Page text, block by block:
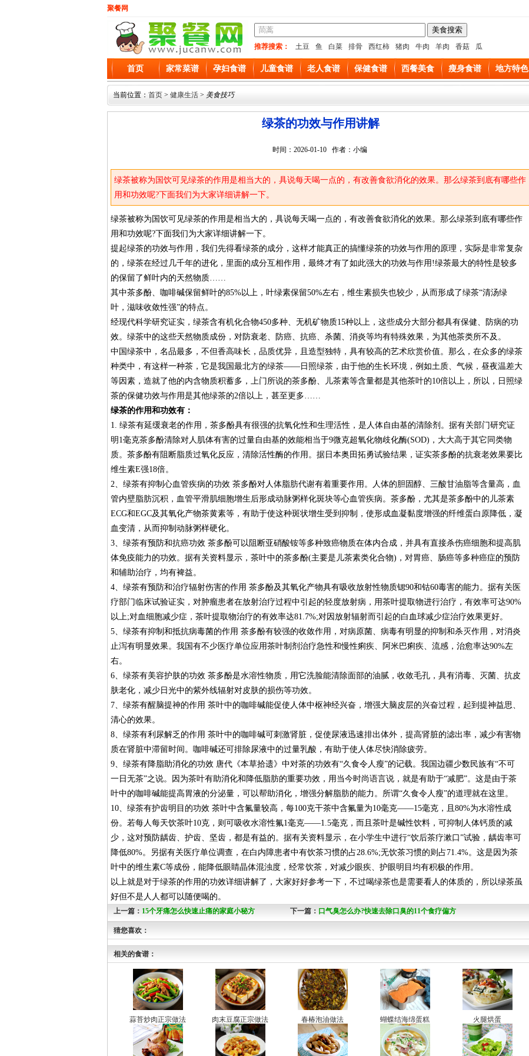
聚餐网
推荐搜索： 土豆 鱼 白菜 排骨 西红柿 猪肉 牛肉 羊肉 香菇 瓜
首页 家常菜谱 孕妇食谱 儿童食谱 老人食谱 保健食谱 西餐美食 瘦身食谱 地方特色
当前位置： 首页 > 健康生活 > 美食技巧
绿茶的功效与作用讲解
时间：2026-01-10 作者：小编
绿茶被称为国饮可见绿茶的作用是相当大的，具说每天喝一点的，有改善食欲消化的效果。那么绿茶到底有哪些作
用和功效呢?下面我们为大家详细讲解一下。
绿茶被称为国饮可见绿茶的作用是相当大的，具说每天喝一点的，有改善食欲消化的效果。那么绿茶到底有哪些作
用和功效呢?下面我们为大家详细讲解一下。
提起绿茶的功效与作用，我们先得看绿茶的成分，这样才能真正的搞懂绿茶的功效与作用的原理，实际是非常复杂
的，绿茶在经过几千年的进化，里面的成分互相作用，最终才有了如此强大的功效与作用!绿茶最大的特性是较多
的保留了鲜叶内的天然物质……
其中茶多酚、咖啡碱保留鲜叶的85%以上，叶绿素保留50%左右，维生素损失也较少，从而形成了绿茶“清汤绿
叶，滋味收敛性强”的特点。
经现代科学研究证实，绿茶含有机化合物450多种、无机矿物质15种以上，这些成分大部分都具有保健、防病的功
效。绿茶中的这些天然物质成份，对防衰老、防癌、抗癌、杀菌、消炎等均有特殊效果，为其他茶类所不及。
中国绿茶中，名品最多，不但香高味长，品质优异，且造型独特，具有较高的艺术欣赏价值。那么，在众多的绿茶
种类中，有这样一种茶，它是我国最北方的绿茶——日照绿茶，由于他的生长环境，例如土质、气候，昼夜温差大
等因素，造就了他的内含物质积蓄多，上门所说的茶多酚、儿茶素等含量都是其他茶叶的10倍以上，所以，日照绿
茶的保健功效与作用是其他绿茶的2倍以上，甚至更多……
绿茶的作用和功效有：
1. 绿茶有延缓衰老的作用，茶多酚具有很强的抗氧化性和生理活性，是人体自由基的清除剂。据有关部门研究证
明1毫克茶多酚清除对人肌体有害的过量自由基的效能相当于9微克超氧化物歧化酶(SOD)，大大高于其它同类物
质。茶多酚有阻断脂质过氧化反应，清除活性酶的作用。据日本奥田拓勇试验结果，证实茶多酚的抗衰老效果要比
维生素E强18倍。
2、绿茶有抑制心血管疾病的功效 茶多酚对人体脂肪代谢有着重要作用。人体的胆固醇、三酸甘油脂等含量高，血
管内壁脂肪沉积，血管平滑肌细胞增生后形成动脉粥样化斑块等心血管疾病。茶多酚，尤其是茶多酚中的儿茶素
ECG和EGC及其氧化产物茶黄素等，有助于使这种斑状增生受到抑制，使形成血凝黏度增强的纤维蛋白原降低，凝
血变清，从而抑制动脉粥样硬化。
3、绿茶有预防和抗癌功效 茶多酚可以阻断亚硝酸铵等多种致癌物质在体内合成，并具有直接杀伤癌细胞和提高肌
体免疫能力的功效。据有关资料显示，茶叶中的茶多酚(主要是儿茶素类化合物)，对胃癌、肠癌等多种癌症的预防
和辅助治疗，均有裨益。
4、绿茶有预防和治疗辐射伤害的作用 茶多酚及其氧化产物具有吸收放射性物质锶90和钴60毒害的能力。据有关医
疗部门临床试验证实，对肿瘤患者在放射治疗过程中引起的轻度放射病，用茶叶提取物进行治疗，有效率可达90%
以上;对血细胞减少症，茶叶提取物治疗的有效率达81.7%;对因放射辐射而引起的白血球减少症治疗效果更好。
5、绿茶有抑制和抵抗病毒菌的作用 茶多酚有较强的收敛作用，对病原菌、病毒有明显的抑制和杀灭作用，对消炎
止泻有明显效果。我国有不少医疗单位应用茶叶制剂治疗急性和慢性痢疾、阿米巴痢疾、流感，治愈率达90%左
右。
6、绿茶有美容护肤的功效 茶多酚是水溶性物质，用它洗脸能清除面部的油腻，收敛毛孔，具有消毒、灭菌、抗皮
肤老化，减少日光中的紫外线辐射对皮肤的损伤等功效。
7、绿茶有醒脑提神的作用 茶叶中的咖啡碱能促使人体中枢神经兴奋，增强大脑皮层的兴奋过程，起到提神益思、
清心的效果。
8、绿茶有利尿解乏的作用 茶叶中的咖啡碱可刺激肾脏，促使尿液迅速排出体外，提高肾脏的滤出率，减少有害物
质在肾脏中滞留时间。咖啡碱还可排除尿液中的过量乳酸，有助于使人体尽快消除疲劳。
9、绿茶有降脂助消化的功效 唐代《本草拾遗》中对茶的功效有“久食令人瘦”的记载。我国边疆少数民族有“不可
一日无茶”之说。因为茶叶有助消化和降低脂肪的重要功效，用当今时尚语言说，就是有助于“减肥”。这是由于茶
叶中的咖啡碱能提高胃液的分泌量，可以帮助消化，增强分解脂肪的能力。所谓“久食令人瘦”的道理就在这里。
10、绿茶有护齿明目的功效 茶叶中含氟量较高，每100克干茶中含氟量为10毫克——15毫克，且80%为水溶性成
份。若每人每天饮茶叶10克，则可吸收水溶性氟1毫克——1.5毫克，而且茶叶是碱性饮料，可抑制人体钙质的减
少，这对预防龋齿、护齿、坚齿，都是有益的。据有关资料显示，在小学生中进行“饮后茶疗漱口”试验，龋齿率可
降低80%。另据有关医疗单位调查，在白内障患者中有饮茶习惯的占28.6%;无饮茶习惯的则占71.4%。这是因为茶
叶中的维生素C等成份，能降低眼睛晶体混浊度，经常饮茶，对减少眼疾、护眼明目均有积极的作用。
以上就是对于绿茶的作用的功效详细讲解了，大家好好参考一下，不过喝绿茶也是需要看人的体质的，所以绿茶虽
好但不是人人都可以随便喝的。
上一篇： 15个牙痛怎么快速止痛的家庭小秘方 下一篇： 口气臭怎么办?快速去除口臭的11个食疗偏方
猜您喜欢：
相关的食谱：
蒜苔炒肉正宗做法 肉末豆腐正宗做法 春椿泡油做法 蝴蝶结海绵蛋糕 火腿烘蛋